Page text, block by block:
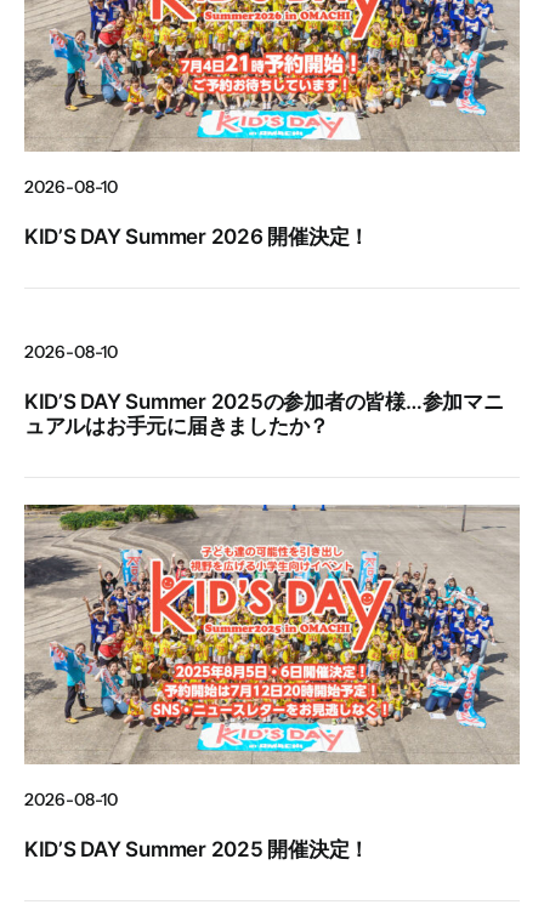
2026-08-10
KID’S DAY Summer 2026 開催決定！
2026-08-10
KID’S DAY Summer 2025の参加者の皆様…参加マニ
ュアルはお手元に届きましたか？
2026-08-10
KID’S DAY Summer 2025 開催決定！